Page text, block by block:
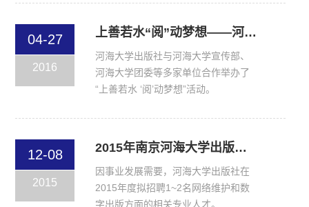
04-27
2016
上善若水“阅”动梦想——河海大学出版社“全民阅读日活动”开展情况总结
河海大学出版社与河海大学宣传部、
河海大学团委等多家单位合作举办了
“上善若水 ‘阅’动梦想”活动。
12-08
2015
2015年南京河海大学出版社有限公司招聘公告
因事业发展需要，河海大学出版社在
2015年度拟招聘1~2名网络维护和数
字出版方面的相关专业人才。